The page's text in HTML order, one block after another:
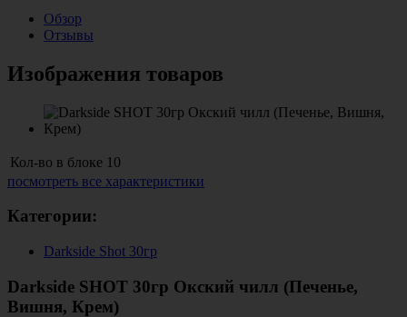
Обзор
Отзывы
Изображения товаров
Кол-во в блоке 10
посмотреть все характеристики
Категории:
Darkside Shot 30гр
Darkside SHOT 30гр Окский чилл (Печенье,
Вишня, Крем)